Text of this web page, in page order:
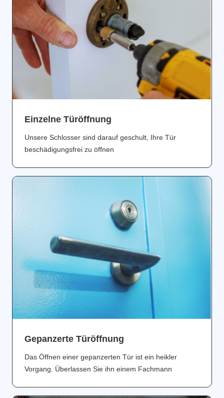
Einzelne Türöffnung
Unsere Schlosser sind darauf geschult, Ihre Tür
beschädigungsfrei zu öffnen
Gepanzerte Türöffnung
Das Öffnen einer gepanzerten Tür ist ein heikler
Vorgang. Überlassen Sie ihn einem Fachmann